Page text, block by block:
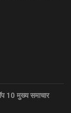
10 मुख्य समाचार